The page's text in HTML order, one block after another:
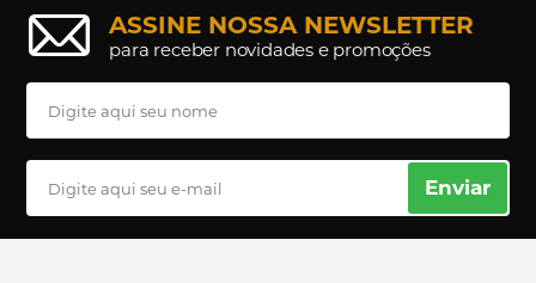
ASSINE NOSSA NEWSLETTER
para receber novidades e promoções
Enviar